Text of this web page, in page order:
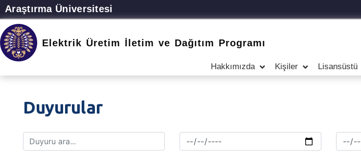
Araştırma Üniversitesi
Elektrik Üretim İletim ve Dağıtım Programı
Hakkımızda Kişiler Lisansüstü
Duyurular